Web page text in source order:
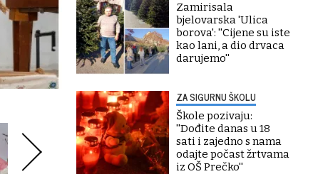
Zamirisala
bjelovarska 'Ulica
borova': ''Cijene su iste
kao lani, a dio drvaca
darujemo''
ZA SIGURNU ŠKOLU
Škole pozivaju:
''Dođite danas u 18
sati i zajedno s nama
odajte počast žrtvama
iz OŠ Prečko''